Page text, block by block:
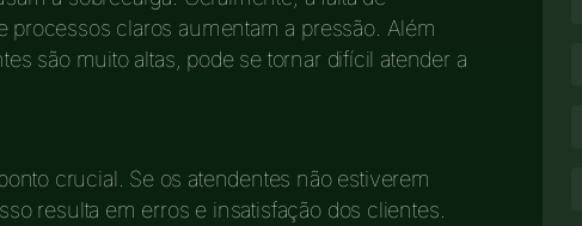
processos claros aumentam a pressão. Além
são muito altas, pode se tornar difícil atender a
crucial. Se os atendentes não estiverem
resulta em erros e insatisfação dos clientes.